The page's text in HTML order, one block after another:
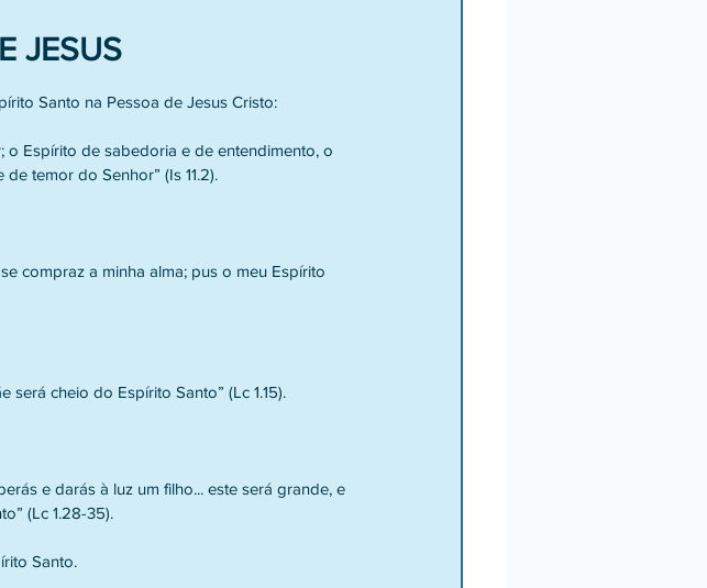
JESUS
Santo na Pessoa de Jesus Cristo:
o Espírito de sabedoria e de entendimento, o
temor do Senhor” (Is 11.2).
compraz a minha alma; pus o meu Espírito
cheio do Espírito Santo” (Lc 1.15).
e darás à luz um filho... este será grande, e
(Lc 1.28-35).
Santo.